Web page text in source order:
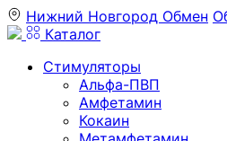
Нижний Новгород Обмен
Каталог
Стимуляторы
Альфа-ПВП
Амфетамин
Кокаин